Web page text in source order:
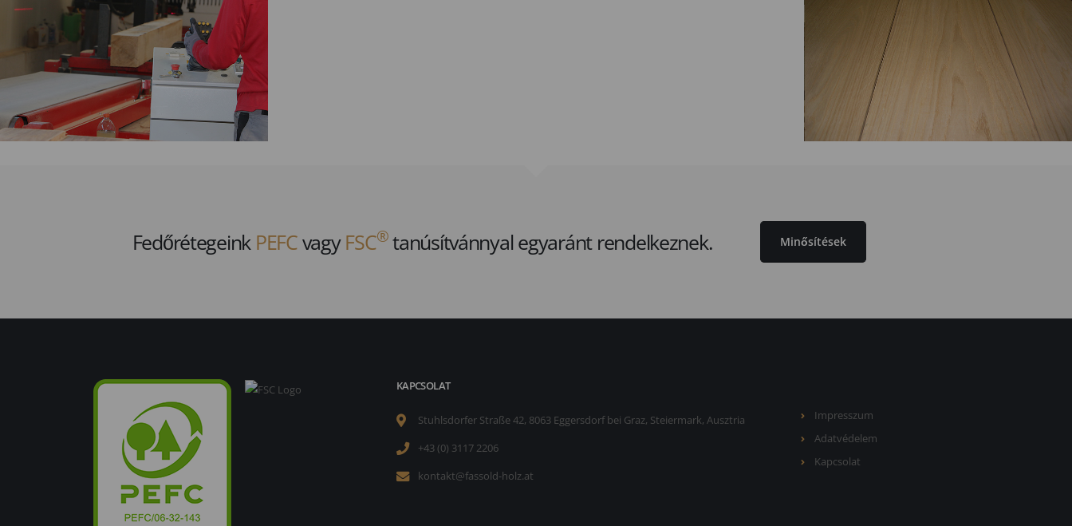
Fedőrétegeink PEFCvagyFSC®tanúsítvánnyal egyaránt rendelkeznek. Minősítések
KAPCSOLAT
Stuhlsdorfer Straße 42, 8063 Eggersdorf bei Graz, Steiermark, Ausztria
+43 (0) 3117 2206
kontakt@fassold-holz.at
Impresszum
Adatvédelem
Kapcsolat